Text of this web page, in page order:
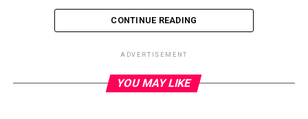
Thomas Casini termine 7ème
CONTINUE READING
ADVERTISEMENT
YOU MAY LIKE